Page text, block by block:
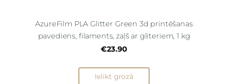
AzureFilm PLA Glitter Green 3d printēšanas
pavediens, filaments, zaļš ar gliteriem, 1 kg
€23.90
Ielikt grozā